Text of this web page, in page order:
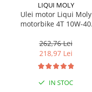
LIQUI MOLY
Ulei motor Liqui Moly
motorbike 4T 10W-40
262,76 Lei
218,97 Lei
IN STOC